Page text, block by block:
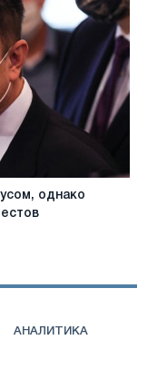
однако
АНАЛИТИКА